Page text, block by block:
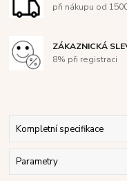
při nákupu od
ZÁKAZNICKÁ
8% při registraci
Kompletní specifikace
Parametry